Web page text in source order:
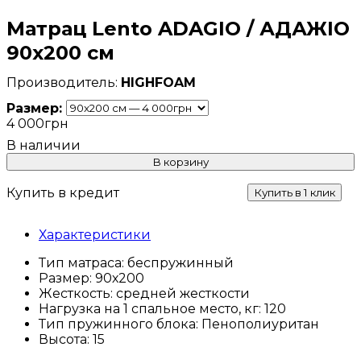
Матрац Lento ADAGIO / АДАЖІО
90x200 см
HIGHFOAM
Размер:
4 000грн
В корзину
Купить в кредит Купить в 1 клик
Характеристики
Тип матраса: беспружинный
Размер: 90х200
Жесткость: средней жесткости
Нагрузка на 1 спальное место, кг: 120
Тип пружинного блока: Пенополиуритан
Высота: 15